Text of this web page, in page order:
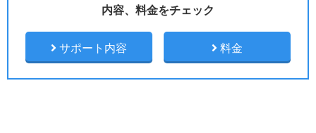
内容、料金をチェック
サポート内容 料金